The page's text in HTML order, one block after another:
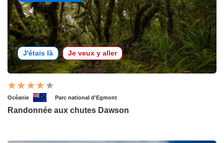
J'étais là Je veux y aller
Océanie Parc national d'Egmont
Randonnée aux chutes Dawson